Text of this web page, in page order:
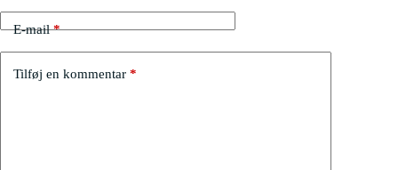
E-mail*
Tilføj en kommentar *